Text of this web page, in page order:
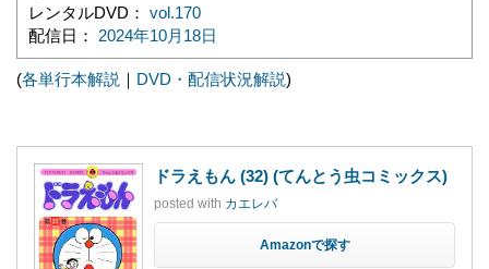
レンタルDVD： vol.170
配信日： 2024年10月18日
(各単行本解説 ｜ DVD・配信状況解説)
ドラえもん (32) (てんとう虫コミックス)
posted with カエレバ
Amazon